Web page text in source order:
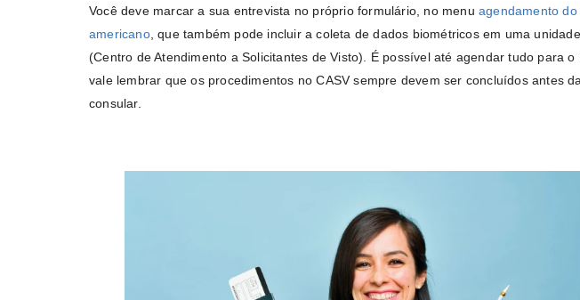
Você deve marcar a sua entrevista no próprio formulário, no menuagendamento do
americano, que também pode incluir a coleta de dados biométricos em uma
(Centro de Atendimento a Solicitantes de Visto). É possível até agendar tudo para o
vale lembrar que os procedimentos no CASV sempre devem ser concluídos antes
consular.